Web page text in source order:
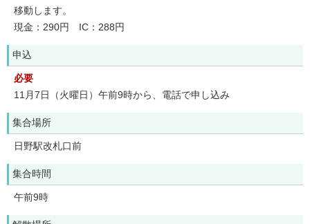
移動します。
現金：290円 IC：288円
申込
必要
11月7日（火曜日）午前9時から、電話で申し込み
集合場所
日野駅改札口前
集合時間
午前9時